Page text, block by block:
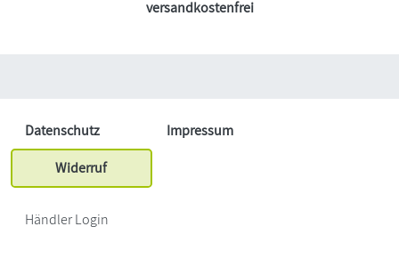
versandkostenfrei
Datenschutz
Impressum
Widerruf
Händler Login